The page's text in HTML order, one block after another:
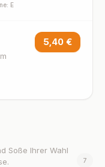
E
5,40 €
Soße Ihrer Wahl
7